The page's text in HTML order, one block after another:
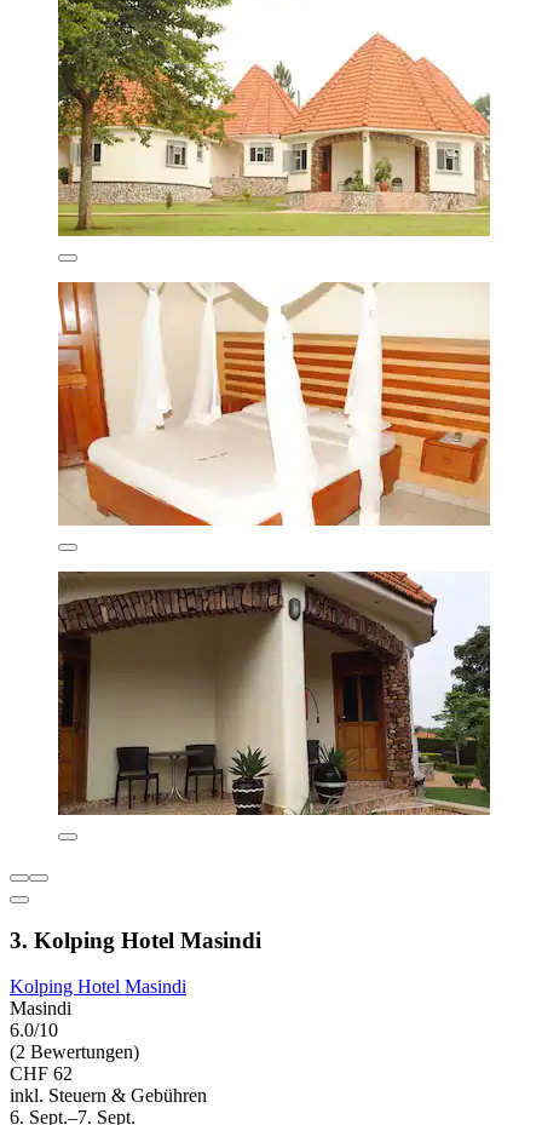
3. Kolping Hotel Masindi
Kolping Hotel Masindi
Masindi
6.0/10
(2 Bewertungen)
CHF 62
inkl. Steuern & Gebühren
6. Sept.–7. Sept.